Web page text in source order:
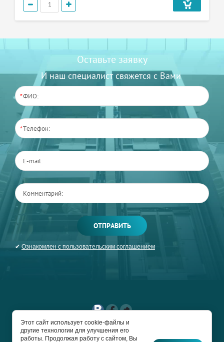
Оставьте заявку
И наш специалист свяжется с Вами
*
*
ОТПРАВИТЬ
✔ Ознакомлен с пользовательским соглашением
COPYRIGHT © 2017 -
Этот сайт использует cookie-файлы и
другие технологии для улучшения его
работы. Продолжая работу с сайтом, Вы